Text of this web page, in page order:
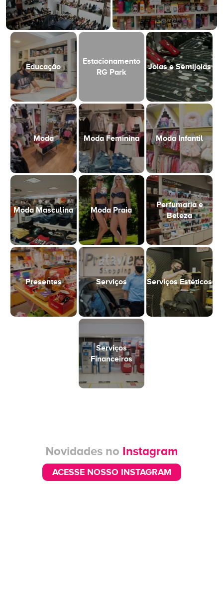
Educação
Estacionamento
RG Park
Joias e Semijoias
Moda Moda Feminina Moda Infantil
Moda Masculina Moda Praia
Perfumaria e
Beleza
Presentes Serviços Serviços Estéticos
Serviços
Financeiros
Novidades no Instagram
ACESSE NOSSO INSTAGRAM